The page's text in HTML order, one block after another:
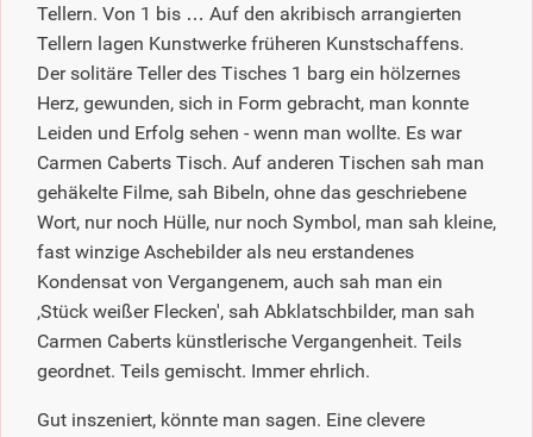
Tellern. Von 1 bis … Auf den akribisch arrangierten
Tellern lagen Kunstwerke früheren Kunstschaffens.
Der solitäre Teller des Tisches 1 barg ein hölzernes
Herz, gewunden, sich in Form gebracht, man konnte
Leiden und Erfolg sehen - wenn man wollte. Es war
Carmen Caberts Tisch. Auf anderen Tischen sah man
gehäkelte Filme, sah Bibeln, ohne das geschriebene
Wort, nur noch Hülle, nur noch Symbol, man sah kleine,
fast winzige Aschebilder als neu erstandenes
Kondensat von Vergangenem, auch sah man ein
‚Stück weißer Flecken', sah Abklatschbilder, man sah
Carmen Caberts künstlerische Vergangenheit. Teils
geordnet. Teils gemischt. Immer ehrlich.
Gut inszeniert, könnte man sagen. Eine clevere